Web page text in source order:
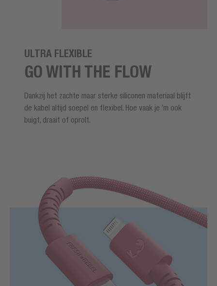
ULTRA FLEXIBLE
GO WITH THE FLOW
Dankzij het zachte maar sterke siliconen materiaal blijft
de kabel altijd soepel en flexibel. Hoe vaak je ’m ook
buigt, draait of oprolt.